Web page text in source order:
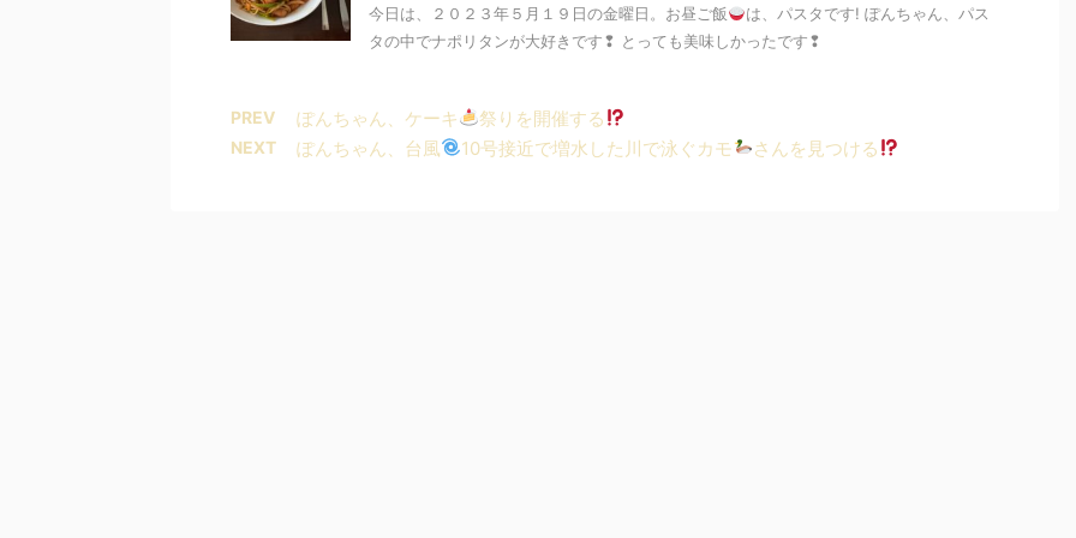
今日は、２０２３年５月１９日の金曜日。お昼ご飯
は、パスタです! ぽんちゃん、パス
タの中でナポリタンが大好きです❢ とっても美味しかったです❢
PREV ぽんちゃん、ケーキ 祭りを開催する
NEXT ぽんちゃん、台風 10号接近で増水した川で泳ぐカモ さんを見つける